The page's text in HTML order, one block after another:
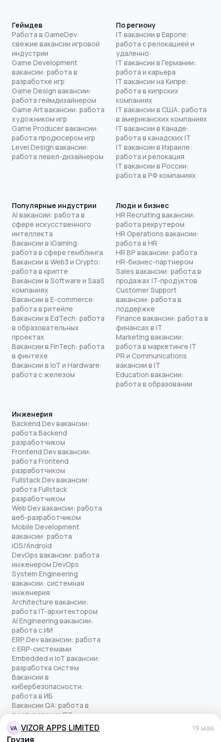
VA VIZOR APPS LIMITED 19 мая
Грузия
Геймдев
Работа в GameDev:
свежие вакансии игровой
индустрии
Game Development
вакансии: работа в
разработке игр
Game Design вакансии:
работа геймдизайнером
Game Art вакансии: работа
художником игр
Game Producer вакансии:
работа продюсером игр
Level Design вакансии:
работа левел-дизайнером
По региону
IT вакансии в Европе:
работа с релокацией и
удаленно
IT вакансии в Германии:
работа и карьера
IT вакансии на Кипре:
работа в кипрских
компаниях
IT вакансии в США: работа
в американских компаниях
IT вакансии в Канаде:
работа в канадских IT
IT вакансии в Израиле:
работа и релокация
IT вакансии в России:
работа в РФ компаниях
Популярные индустрии
AI вакансии: работа в
сфере искусственного
интеллекта
Вакансии в iGaming:
работа в сфере гемблинга
Вакансии в Web3 и Crypto:
работа в крипте
Вакансии в Software и SaaS
компаниях
Вакансии в E-commerce:
работа в ритейле
Вакансии в EdTech: работа
в образовательных
проектах
Вакансии в FinTech: работа
в финтехе
Вакансии в IoT и Hardware:
работа с железом
Люди и бизнес
HR Recruiting вакансии:
работа рекрутером
HR Operations вакансии:
работа в HR
HR BP вакансии: работа
HR-бизнес-партнером
Sales вакансии: работа в
продажах IT-продуктов
Customer Support
вакансии: работа в
поддержке
Finance вакансии: работа в
финансах в IT
Marketing вакансии:
работа в маркетинге IT
PR и Communications
вакансии в IT
Education вакансии:
работа в образовании
Инженерия
Backend Dev вакансии:
работа Backend
разработчиком
Frontend Dev вакансии:
работа Frontend
разработчиком
Fullstack Dev вакансии:
работа Fullstack
разработчиком
Web Dev вакансии: работа
веб-разработчиком
Mobile Development
вакансии: работа
iOS/Android
DevOps вакансии: работа
инженером DevOps
System Engineering
вакансии: системная
инженерия
Architecture вакансии:
работа IT-архитектором
AI Engineering вакансии:
работа с ИИ
ERP Dev вакансии: работа
с ERP-системами
Embedded и IoT вакансии:
разработка систем
Вакансии в
кибербезопасности:
работа в ИБ
Вакансии QA: работа в
тестировании ПО
© quick-offer.ru 2024–2026